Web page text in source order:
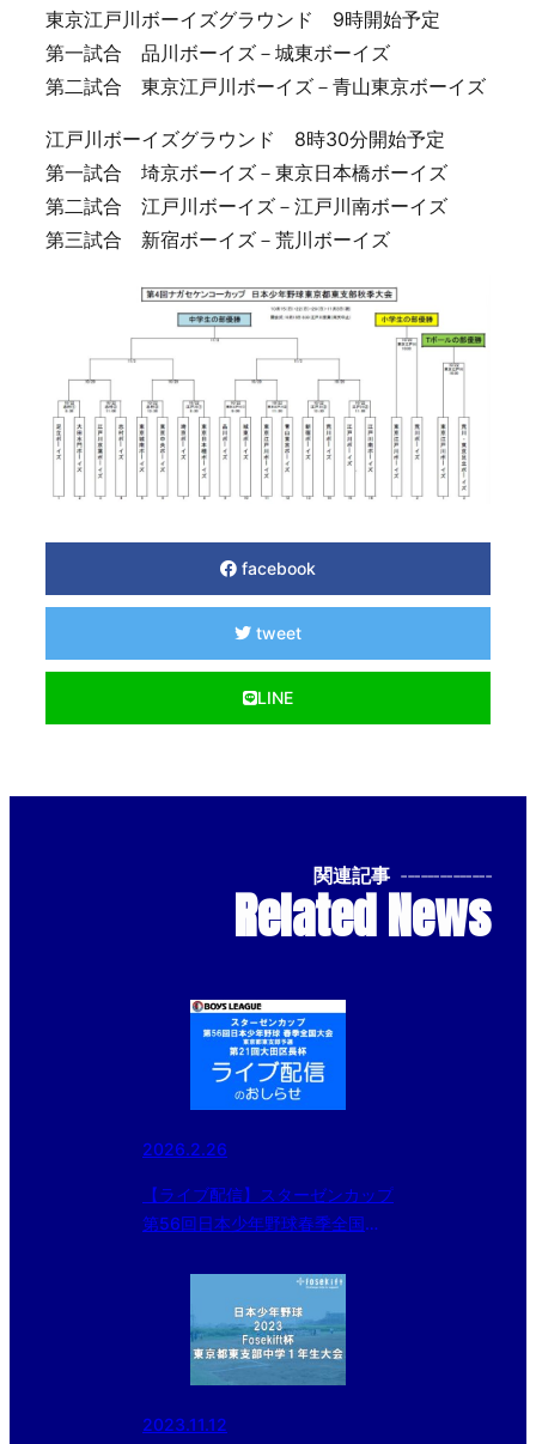
東京江戸川ボーイズグラウンド 9時開始予定
第一試合 品川ボーイズ－城東ボーイズ
第二試合 東京江戸川ボーイズ－青山東京ボーイズ
江戸川ボーイズグラウンド 8時30分開始予定
第一試合 埼京ボーイズ－東京日本橋ボーイズ
第二試合 江戸川ボーイズ－江戸川南ボーイズ
第三試合 新宿ボーイズ－荒川ボーイズ
facebook
tweet
LINE
関連記事 --------------
Related News
2026.2.26
【ライブ配信】スターゼンカップ
第56回日本少年野球春季全国大
田区長杯
2023.11.12